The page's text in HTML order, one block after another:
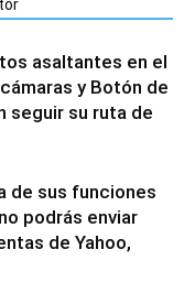
asaltantes en el
y Botón de
seguir su ruta de
de sus funciones
podrás enviar
de Yahoo,